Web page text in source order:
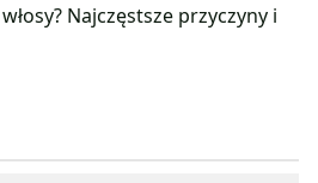
Najczęstsze przyczyny i